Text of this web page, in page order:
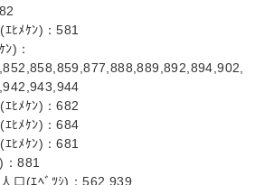
ﾋﾒｹﾝ)：581
)：
ﾋﾒｹﾝ)：682
ﾋﾒｹﾝ)：684
ﾋﾒｹﾝ)：681
：881
口(ｴﾍﾞﾂｼ)：562,939